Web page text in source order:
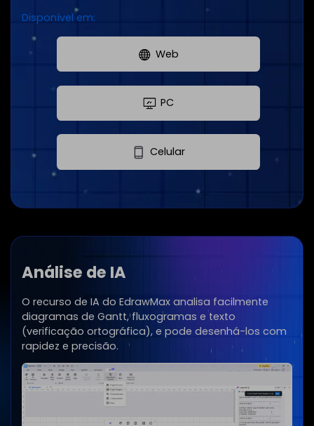
Disponível em:
Web
PC
Celular
Análise de IA
O recurso de IA do EdrawMax analisa facilmente
diagramas de Gantt, fluxogramas e texto
(verificação ortográfica), e pode desenhá-los com
rapidez e precisão.